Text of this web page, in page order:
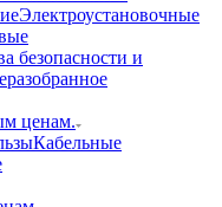
Электроустановочные
безопасности и
ценам.
Кабельные